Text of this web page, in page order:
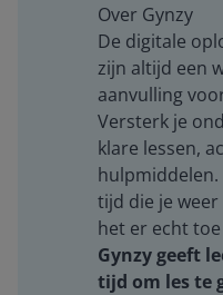
Over Gynzy
De digitale
zijn altijd een
aanvulling
Versterk je
klare lessen,
hulpmiddelen.
tijd die je
het er echt
Gynzy geeft
tijd om les te